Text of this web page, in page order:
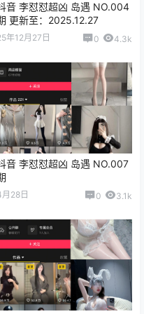
音 李怼怼超凶 岛遇 NO.004
更新至：2025.12.27
年12月27日 0 4.3k
音 李怼怼超凶 岛遇 NO.007
月28日 0 3.1k